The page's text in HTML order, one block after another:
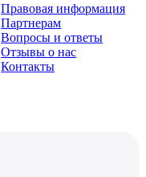
Правовая информация
Партнерам
Вопросы и ответы
Отзывы о нас
Контакты